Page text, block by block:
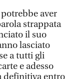
aver
strappata
il suo
lasciato
a tutti gli
e adesso
definitiva entro